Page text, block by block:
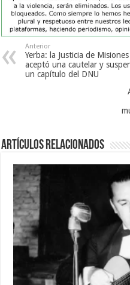
Anterior
Yerba: la Justicia de Misiones
aceptó una cautelar y
un capítulo del DNU
Artículos Relacionados